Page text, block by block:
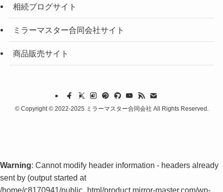
相続ブログサイト
ミラーマスター合同会社サイト
商品販売サイト
©Copyright © 2022-2025 ミラーマスター合同会社 All Rights Reserved.
Warning: Cannot modify header information - headers already
sent by (output started at
/home/c8170941/public_html/product.mirror-master.com/wp-